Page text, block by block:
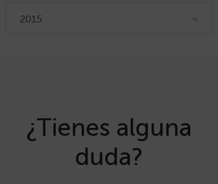
2015
¿Tienes alguna
duda?